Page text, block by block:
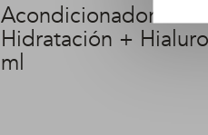
Acondicionador
Hidratación +
ml